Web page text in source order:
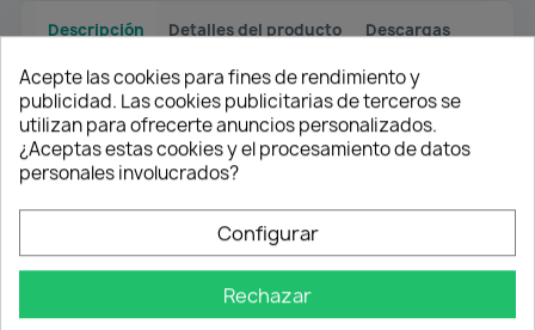
Descripción Detalles del producto Descargas
Fregaderos de Alta Calidad para tu
Cocina
Nuestrosfregaderosestán fabricados con los
mejores materiales y acabadosdel mercado.
Hechos enacero inoxidable cromado y brillante,
resistentes, duraderos e inoxidables
Acepte las cookies para fines de rendimiento y
publicidad. Las cookies publicitarias de terceros se
utilizan para ofrecerte anuncios personalizados.
¿Aceptas estas cookies y el procesamiento de datos
personales involucrados?
Configurar
Rechazar